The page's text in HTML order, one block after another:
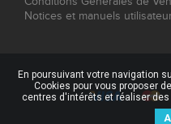
Notices et manuels
En poursuivant votre navigation
Cookies pour vous proposer
centres d'intérêts et réaliser